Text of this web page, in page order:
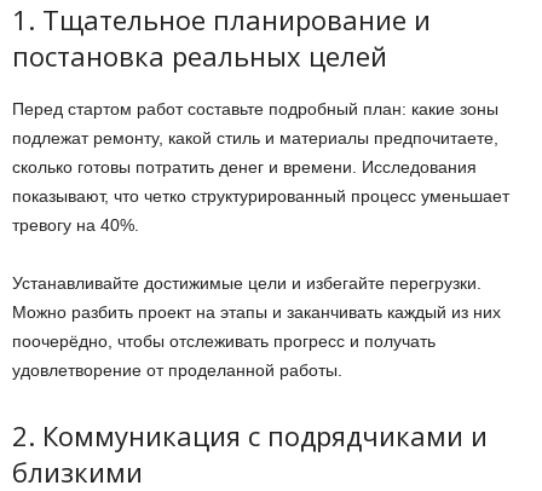
1. Тщательное планирование и
постановка реальных целей
Перед стартом работ составьте подробный план: какие зоны
подлежат ремонту, какой стиль и материалы предпочитаете,
сколько готовы потратить денег и времени. Исследования
показывают, что четко структурированный процесс уменьшает
тревогу на 40%.
Устанавливайте достижимые цели и избегайте перегрузки.
Можно разбить проект на этапы и заканчивать каждый из них
поочерёдно, чтобы отслеживать прогресс и получать
удовлетворение от проделанной работы.
2. Коммуникация с подрядчиками и
близкими